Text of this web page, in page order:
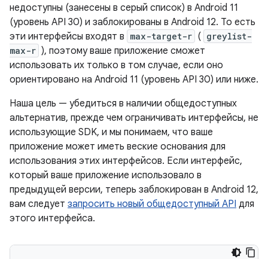
недоступны (занесены в серый список) в Android 11
(уровень API 30) и заблокированы в Android 12. То есть
эти интерфейсы входят в max-target-r ( greylist-
max-r ), поэтому ваше приложение сможет
использовать их только в том случае, если оно
ориентировано на Android 11 (уровень API 30) или ниже.
Наша цель — убедиться в наличии общедоступных
альтернатив, прежде чем ограничивать интерфейсы, не
использующие SDK, и мы понимаем, что ваше
приложение может иметь веские основания для
использования этих интерфейсов. Если интерфейс,
который ваше приложение использовало в
предыдущей версии, теперь заблокирован в Android 12,
вам следует запросить новый общедоступный API для
этого интерфейса.